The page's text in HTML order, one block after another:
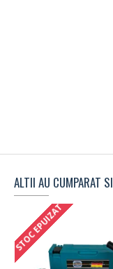
ALTII AU CUMPARAT SI
STOC EPUIZAT